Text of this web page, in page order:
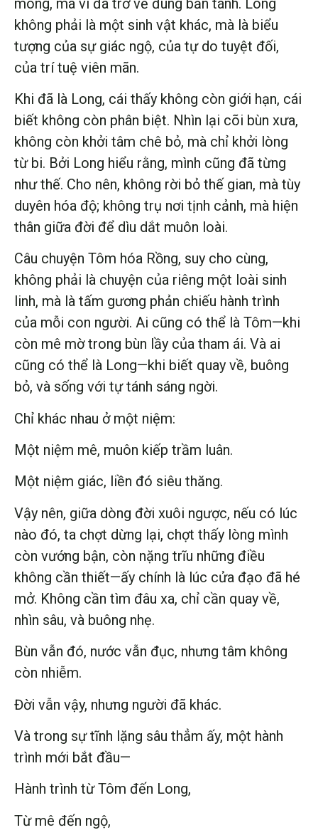
không phải là một sinh vật khác, mà là biểu
tượng của sự giác ngộ, của tự do tuyệt đối,
của trí tuệ viên mãn.
Khi đã là Long, cái thấy không còn giới hạn, cái
biết không còn phân biệt. Nhìn lại cõi bùn xưa,
không còn khởi tâm chê bỏ, mà chỉ khởi lòng
từ bi. Bởi Long hiểu rằng, mình cũng đã từng
như thế. Cho nên, không rời bỏ thế gian, mà tùy
duyên hóa độ; không trụ nơi tịnh cảnh, mà hiện
thân giữa đời để dìu dắt muôn loài.
Câu chuyện Tôm hóa Rồng, suy cho cùng,
không phải là chuyện của riêng một loài sinh
linh, mà là tấm gương phản chiếu hành trình
của mỗi con người. Ai cũng có thể là Tôm—khi
còn mê mờ trong bùn lầy của tham ái. Và ai
cũng có thể là Long—khi biết quay về, buông
bỏ, và sống với tự tánh sáng ngời.
Chỉ khác nhau ở một niệm:
Một niệm mê, muôn kiếp trầm luân.
Một niệm giác, liền đó siêu thăng.
Vậy nên, giữa dòng đời xuôi ngược, nếu có lúc
nào đó, ta chợt dừng lại, chợt thấy lòng mình
còn vướng bận, còn nặng trĩu những điều
không cần thiết—ấy chính là lúc cửa đạo đã hé
mở. Không cần tìm đâu xa, chỉ cần quay về,
nhìn sâu, và buông nhẹ.
Bùn vẫn đó, nước vẫn đục, nhưng tâm không
còn nhiễm.
Đời vẫn vậy, nhưng người đã khác.
Và trong sự tĩnh lặng sâu thẳm ấy, một hành
trình mới bắt đầu—
Hành trình từ Tôm đến Long,
Từ mê đến ngộ,